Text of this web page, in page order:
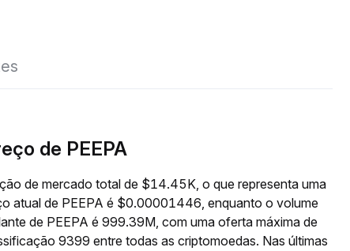
de PEEPA
de mercado total de $14.45K, o que representa uma
atual de PEEPA é $0.00001446, enquanto o volume
de PEEPA é 999.39M, com uma oferta máxima de
9399 entre todas as criptomoedas. Nas últimas